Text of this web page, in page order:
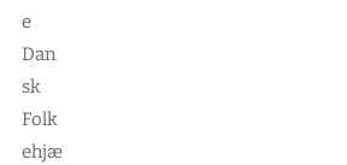
e
Dan
sk
Folk
ehjæ